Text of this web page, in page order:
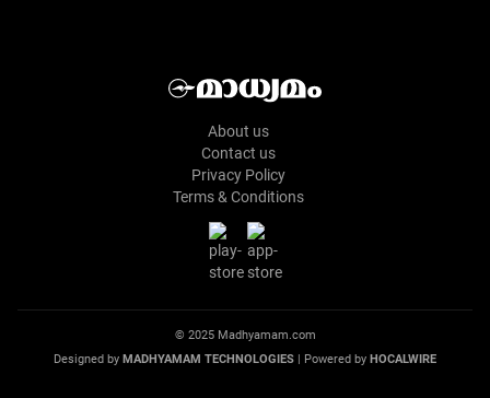
About us
Contact us
Privacy Policy
Terms & Conditions
© 2025 Madhyamam.com
Designed by MADHYAMAM TECHNOLOGIES | Powered by HOCALWIRE